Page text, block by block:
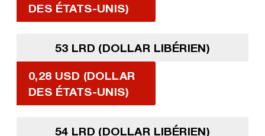
DES ÉTATS-UNIS)
53 LRD (DOLLAR LIBÉRIEN)
0,28 USD (DOLLAR
DES ÉTATS-UNIS)
54 LRD (DOLLAR LIBÉRIEN)